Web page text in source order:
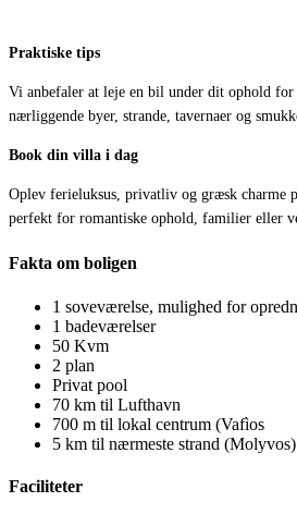
Praktiske tips
Vi anbefaler at leje en bil under dit ophold for
nærliggende byer, strande, tavernaer og
Book din villa i dag
Oplev ferieluksus, privatliv og græsk charme
perfekt for romantiske ophold, familier eller
Fakta om boligen
1 soveværelse, mulighed for
1 badeværelser
50 Kvm
2 plan
Privat pool
70 km til Lufthavn
700 m til lokal centrum (Vafìos
5 km til nærmeste strand (Molyvos)
Faciliteter